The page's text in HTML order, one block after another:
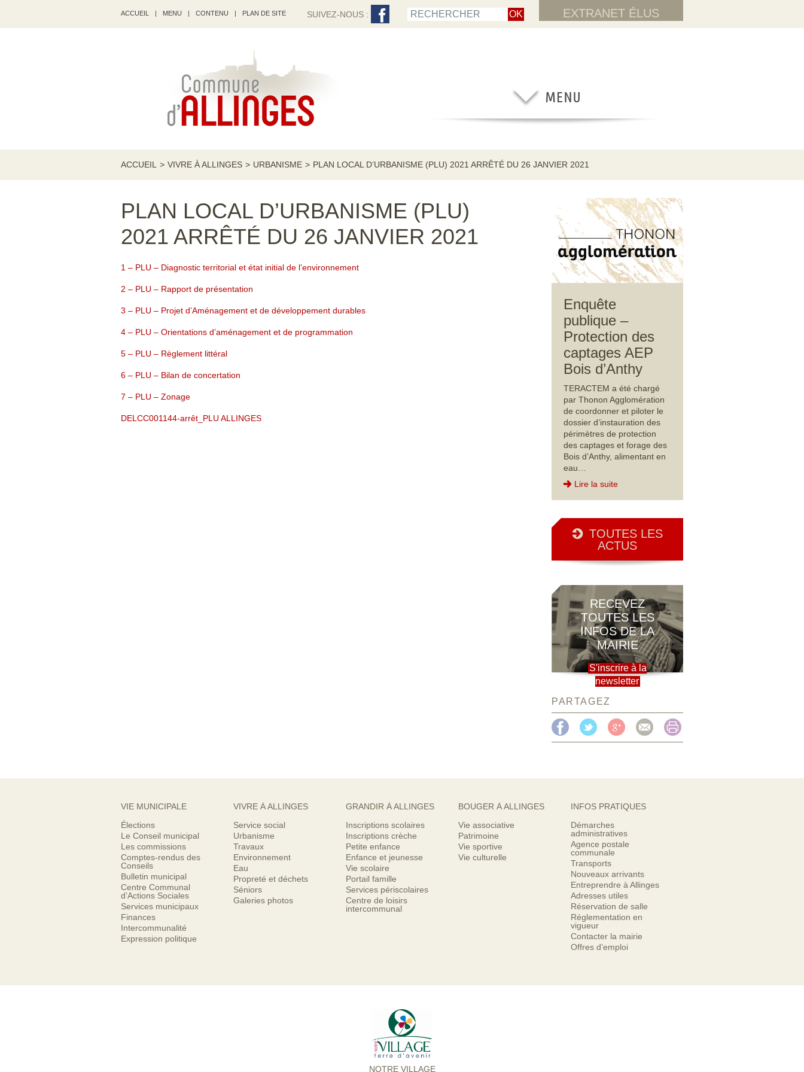
ACCUEIL | MENU | CONTENU | PLAN DE SITE EXTRANET ÉLUS
SUIVEZ-NOUS :
ACCUEIL > VIVRE À ALLINGES > URBANISME > PLAN LOCAL D’URBANISME (PLU) 2021 ARRÊTÉ DU 26 JANVIER 2021
PLAN LOCAL D’URBANISME (PLU)
2021 ARRÊTÉ DU 26 JANVIER 2021
1 – PLU – Diagnostic territorial et état initial de l’environnement
2 – PLU – Rapport de présentation
3 – PLU – Projet d’Aménagement et de développement durables
4 – PLU – Orientations d’aménagement et de programmation
5 – PLU – Règlement littéral
6 – PLU – Bilan de concertation
7 – PLU – Zonage
DELCC001144-arrêt_PLU ALLINGES
Enquête
publique –
Protection des
captages AEP
Bois d’Anthy
TERACTEM a été chargé
par Thonon Agglomération
de coordonner et piloter le
dossier d’instauration des
périmètres de protection
des captages et forage des
Bois d’Anthy, alimentant en
eau…
Lire la suite
TOUTES LES
ACTUS
RECEVEZ
TOUTES LES
INFOS DE LA
MAIRIE
S'inscrire à la
newsletter
PARTAGEZ
VIE MUNICIPALE
Élections
Le Conseil municipal
Les commissions
Comptes-rendus des
Conseils
Bulletin municipal
Centre Communal
d’Actions Sociales
Services municipaux
Finances
Intercommunalité
Expression politique
VIVRE À ALLINGES
Service social
Urbanisme
Travaux
Environnement
Eau
Propreté et déchets
Séniors
Galeries photos
GRANDIR À ALLINGES
Inscriptions scolaires
Inscriptions crèche
Petite enfance
Enfance et jeunesse
Vie scolaire
Portail famille
Services périscolaires
Centre de loisirs
intercommunal
BOUGER À ALLINGES
Vie associative
Patrimoine
Vie sportive
Vie culturelle
INFOS PRATIQUES
Démarches
administratives
Agence postale
communale
Transports
Nouveaux arrivants
Entreprendre à Allinges
Adresses utiles
Réservation de salle
Réglementation en
vigueur
Contacter la mairie
Offres d’emploi
NOTRE VILLAGE